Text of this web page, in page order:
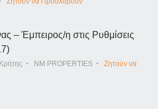
– Έμπειρος/η στις Ρυθμίσεις
NM PROPERTIES
Ζητούν να